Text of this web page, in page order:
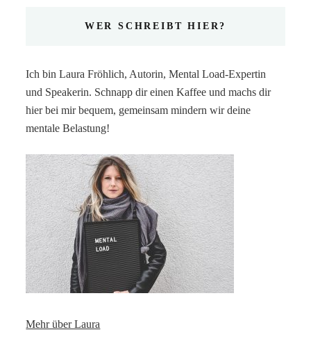
WER SCHREIBT HIER?
Ich bin Laura Fröhlich, Autorin, Mental Load-Expertin
und Speakerin. Schnapp dir einen Kaffee und machs dir
hier bei mir bequem, gemeinsam mindern wir deine
mentale Belastung!
Mehr über Laura